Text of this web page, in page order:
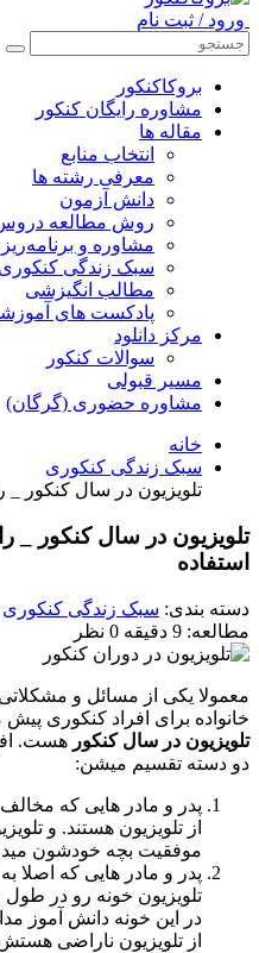
ورود / ثبت نام
بروکاکنکور
مشاوره رایگان کنکور
مقاله ها
انتخاب منابع
معرفی رشته ها
دانش آزمون
روش مطالعه
مشاوره و
سبک زندگی کنکوری
مطالب انگیزشی
پادکست های
مرکز دانلود
سوالات کنکور
مسیر قبولی
مشاوره حضوری (گرگان)
خانه
سبک زندگی کنکوری
تلویزیون در سال کنکور _
تلویزیون در سال کنکور _
استفاده
دسته بندی: سبک زندگی کنکوری
مطالعه: 9 دقیقه
0 نظر
معمولا یکی از مسائل و
خانواده برای افراد کنکوری پیش
تلویزیون در سال کنکور هست.
دو دسته تقسیم میشن:
پدر و مادر هایی که
از تلویزیون هستند. و
موفقیت بچه خودشون
پدر و مادر هایی که اصلا
تلویزیون خونه رو در
در این خونه دانش آموز
از تلویزیون ناراضی